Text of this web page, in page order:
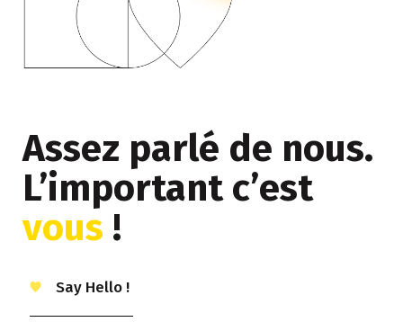
Assez parlé de nous.
L’important c’est
vous !
Say Hello !